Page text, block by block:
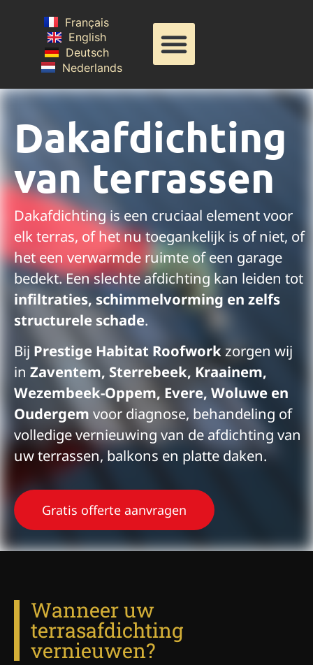
Français
English
Deutsch
Nederlands
Dakafdichting
van terrassen
Dakafdichting is een cruciaal element voor
elk terras, of het nu toegankelijk is of niet, of
het een verwarmde ruimte of een garage
bedekt. Een slechte afdichting kan leiden tot
infiltraties, schimmelvorming en zelfs
structurele schade.
Bij Prestige Habitat Roofworkzorgen wij
in Zaventem, Sterrebeek, Kraainem,
Wezembeek-Oppem, Evere, Woluwe en
Oudergem voor diagnose, behandeling of
volledige vernieuwing van de afdichting van
uw terrassen, balkons en platte daken.
Gratis offerte aanvragen
Wanneer uw
terrasafdichting
vernieuwen?